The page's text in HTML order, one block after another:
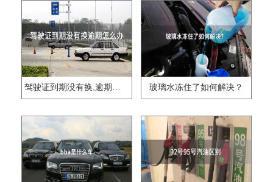
驾驶证到期没有换,逾期怎么办?? 玻璃水冻住了如何解决？